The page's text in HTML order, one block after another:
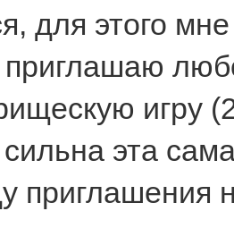
для этого
игру
эта
приглашения